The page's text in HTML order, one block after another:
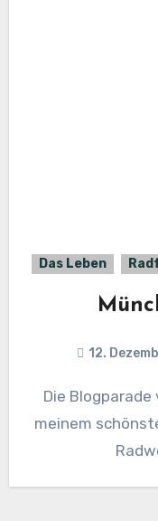
Das Leben
12.
Die Blogparade von Muenchen.de fragt nach
meinem